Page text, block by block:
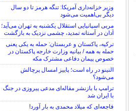
وزیر خزانه‌داری آمریکا: تنگه هرمز تا دو سال
دیگر بی‌اهمیت می‌شود
مربی اسپانیایی استقلال یکشنبه به تهران می‌آید؛
آدان در آستانه تمدید، چشمی نزدیک به بازگشت
ترکیه، پاکستان و عربستان: حمله به یکی یعنی
حمله به همه / بیانیه وزارت خارجه پاکستان در
خصوص پیمان دفاعی مشترک مکه
النینو در راه است؛ پاییز امسال پرچالش
می‌شود؟
ترامپ با بازنشر مقاله‌ای مدعی پیروزی در جنگ
با ایران شد
فاجعه‌ای که میلاد محمدی به بار آورد!